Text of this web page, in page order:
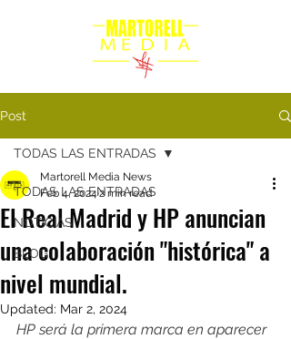
Post
TODAS LAS ENTRADAS
NOTICIAS
BLOG
TODAS LAS ENTRADAS
El Real Madrid y HP anuncian
una colaboración "histórica" a
nivel mundial.
Martorell Media News
Feb 4, 2024 2 min read
Updated: Mar 2, 2024
HP será la primera marca en aparecer